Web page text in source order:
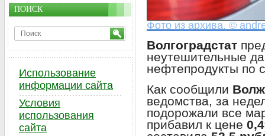
Фото из архива. ©
Волгоградстат
неутешительные
нефтепродукты по
Как сообщили
ведомства, за
подорожали все
прибавил к цене
ПОИСК
Использование
информации сайта
Условия
использования
сайта